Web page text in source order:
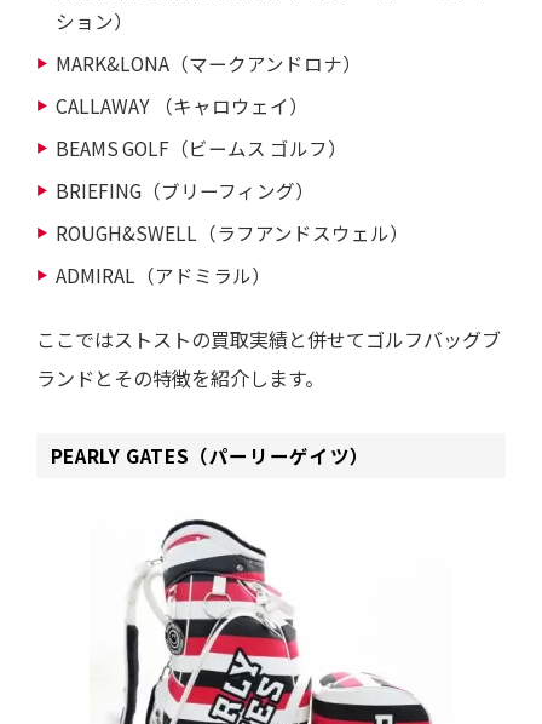
ション）
MARK&LONA（マークアンドロナ）
CALLAWAY （キャロウェイ）
BEAMS GOLF（ビームス ゴルフ）
BRIEFING（ブリーフィング）
ROUGH&SWELL（ラフアンドスウェル）
ADMIRAL（アドミラル）
ここではストストの買取実績と併せてゴルフバッグブ
ランドとその特徴を紹介します。
PEARLY GATES（パーリーゲイツ）